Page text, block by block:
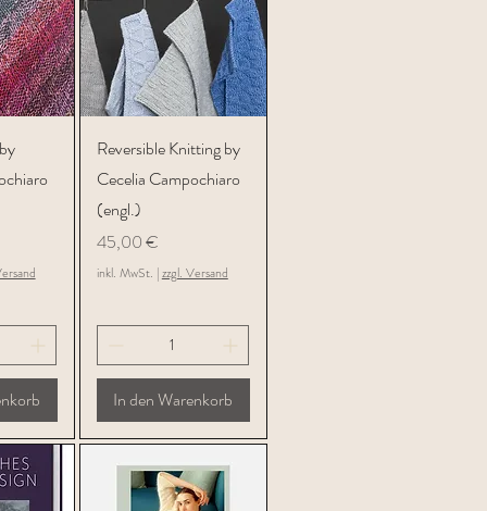
Schnellansicht
Reversible Knitting by
Cecelia Campochiaro
(engl.)
Preis
45,00 €
inkl. MwSt. |zzgl. Versand
In den Warenkorb